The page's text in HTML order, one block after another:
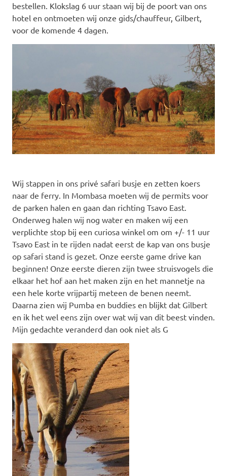
bestellen. Klokslag 6 uur staan wij bij de poort van ons
hotel en ontmoeten wij onze gids/chauffeur, Gilbert,
voor de komende 4 dagen.
Wij stappen in ons privé safari busje en zetten koers
naar de ferry. In Mombasa moeten wij de permits voor
de parken halen en gaan dan richting Tsavo East.
Onderweg halen wij nog water en maken wij een
verplichte stop bij een curiosa winkel om om +/- 11 uur
Tsavo East in te rijden nadat eerst de kap van ons busje
op safari stand is gezet. Onze eerste game drive kan
beginnen! Onze eerste dieren zijn twee struisvogels die
elkaar het hof aan het maken zijn en het mannetje na
een hele korte vrijpartij meteen de benen neemt.
Daarna zien wij Pumba en buddies en blijkt dat Gilbert
en ik het wel eens zijn over wat wij van dit beest vinden.
Mijn gedachte veranderd dan ook niet als G